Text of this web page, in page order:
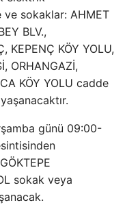
sokaklar: AHMET
BLV.,
KEPENÇ KÖY YOLU,
ORHANGAZİ,
KÖY YOLU cadde
günü 09:00-
sokak veya